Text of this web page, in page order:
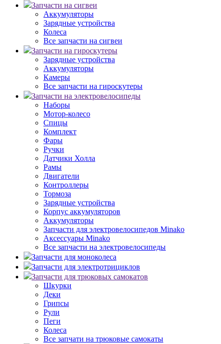
Запчасти на сигвеи
Аккумуляторы
Зарядные устройства
Колеса
Все запчасти на сигвеи
Запчасти на гироскутеры
Зарядные устройства
Аккумуляторы
Камеры
Все запчасти на гироскутеры
Запчасти на электровелосипеды
Наборы
Мотор-колесо
Спицы
Комплект
Фары
Ручки
Датчики Холла
Рамы
Двигатели
Контроллеры
Тормоза
Зарядные устройства
Корпус аккумуляторов
Аккумуляторы
Запчасти для электровелосипедов Minako
Аксессуары Minako
Все запчасти на электровелосипеды
Запчасти для моноколеса
Запчасти для электротрициклов
Запчасти для трюковых самокатов
Шкурки
Деки
Грипсы
Рули
Пеги
Колеса
Все запчати на трюковые самокаты